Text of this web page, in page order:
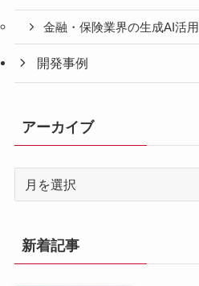
金融・保険業界の生成AI活用
開発事例
アーカイブ
イ
ブ
新着記事